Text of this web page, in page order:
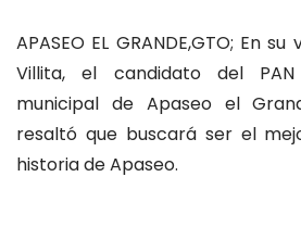
APASEO EL GRANDE,GTO; En
Villita, el candidato del
municipal de Apaseo el
resaltó que buscará ser el
historia de Apaseo.